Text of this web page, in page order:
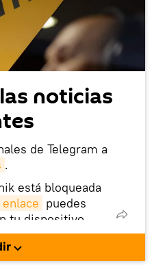
noticias
de Telegram a
.
está bloqueada
puedes
tu dispositivo
en la red